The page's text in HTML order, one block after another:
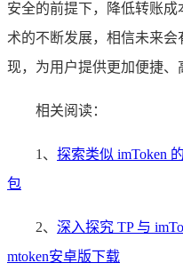
安全的前提下，降低转账
术的不断发展，相信未来会
现，为用户提供更加便捷、
相关阅读：
1、 探索类似 imToken
包
2、 深入探究 TP 与
mtoken安卓版下载